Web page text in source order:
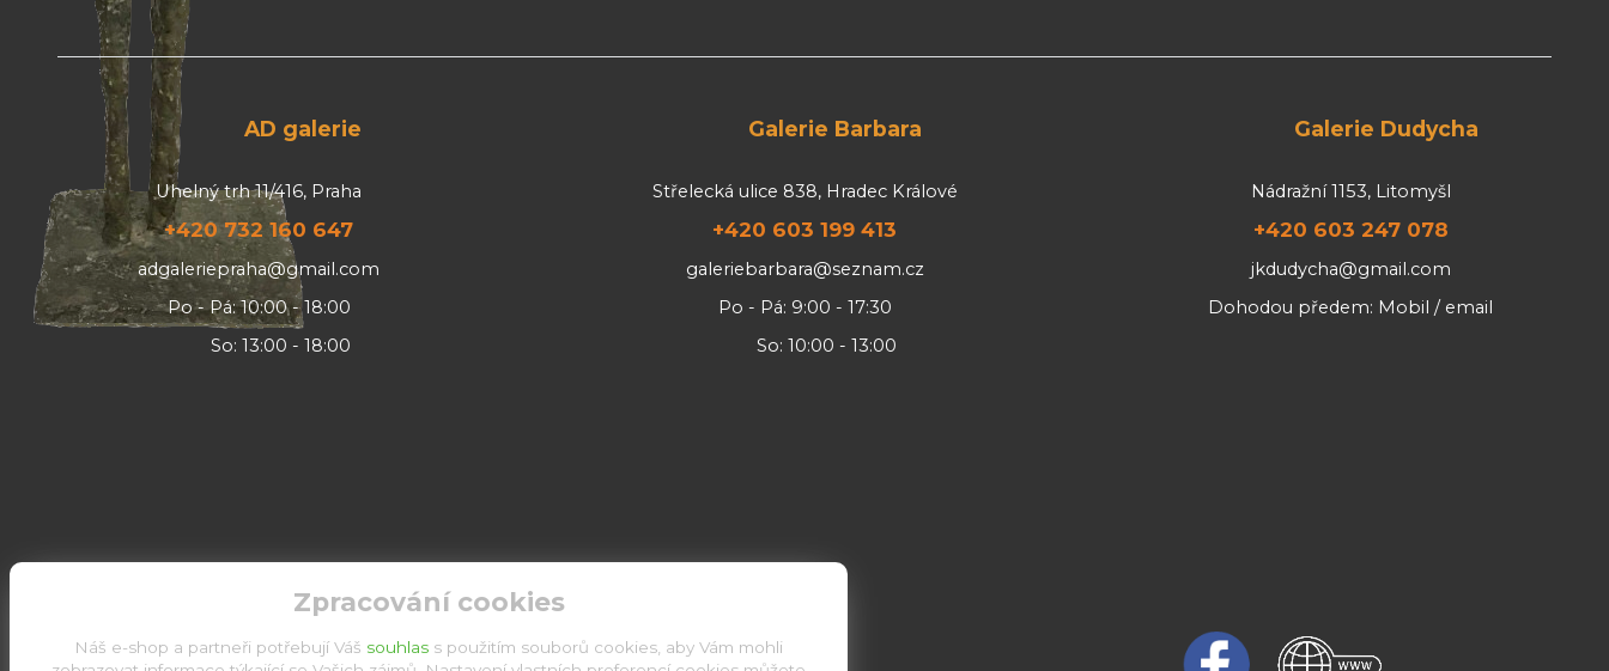
AD galerie
Uhelný trh 11/416, Praha
+420 732 160 647
adgaleriepraha@gmail.com
Po - Pá: 10:00 - 18:00
So: 13:00 - 18:00
Galerie Barbara
Střelecká ulice 838, Hradec Králové
+420 603 199 413
galeriebarbara@seznam.cz
Po - Pá: 9:00 - 17:30
So: 10:00 - 13:00
Galerie Dudycha
Nádražní 1153, Litomyšl
+420 603 247 078
jkdudycha@gmail.com
Dohodou předem: Mobil / email
Zpracování cookies
Náš e-shop a partneři potřebují Váš souhlas s použitím souborů cookies, aby Vám mohli